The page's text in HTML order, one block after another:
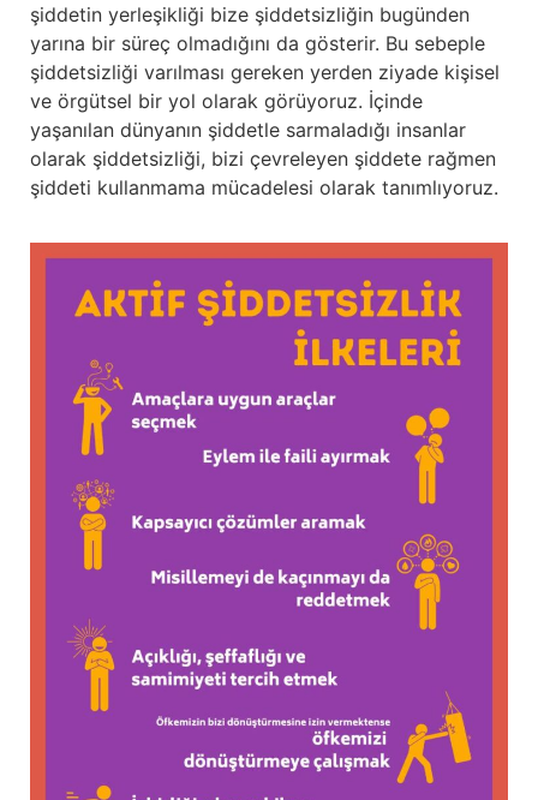
şiddetin yerleşikliği bize şiddetsizliğin bugünden
yarına bir süreç olmadığını da gösterir. Bu sebeple
şiddetsizliği varılması gereken yerden ziyade kişisel
ve örgütsel bir yol olarak görüyoruz. İçinde
yaşanılan dünyanın şiddetle sarmaladığı insanlar
olarak şiddetsizliği, bizi çevreleyen şiddete rağmen
şiddeti kullanmama mücadelesi olarak tanımlıyoruz.